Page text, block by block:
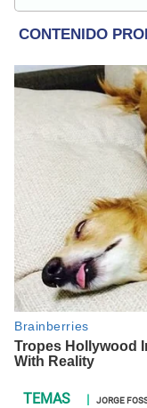
cultural.
JORGE